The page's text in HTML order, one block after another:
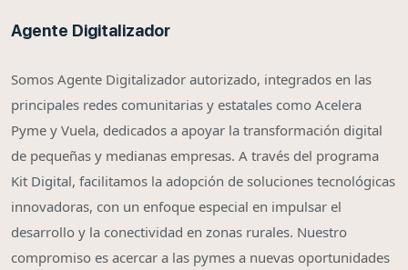
Agente Digitalizador
Somos Agente Digitalizador autorizado, integrados en las
principales redes comunitarias y estatales como Acelera
Pyme y Vuela, dedicados a apoyar la transformación digital
de pequeñas y medianas empresas. A través del programa
Kit Digital, facilitamos la adopción de soluciones tecnológicas
innovadoras, con un enfoque especial en impulsar el
desarrollo y la conectividad en zonas rurales. Nuestro
compromiso es acercar a las pymes a nuevas oportunidades